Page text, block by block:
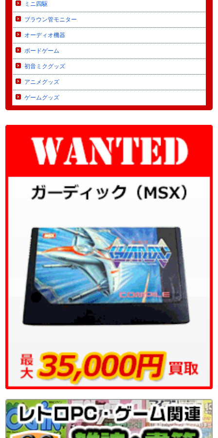
ミニ四駆
ブラウン管モニター
オーディオ機器
ボードゲーム
初音ミクグッズ
アニメグッズ
ゲームグッズ